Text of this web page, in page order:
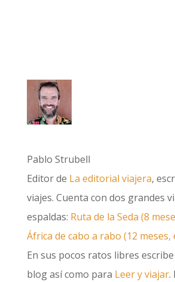
Pablo Strubell
Editor de La editorial viajera,
viajes. Cuenta con dos grandes
espaldas: Ruta de la Seda (8
África de cabo a rabo (12 meses,
En sus pocos ratos libres
blog así como para Leer y viajar.